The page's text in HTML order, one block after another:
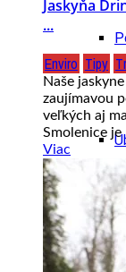
Jaskyňa
...
Enviro Tipy
Naše
zaujímavou
veľkých aj
Smolenice je
Viac